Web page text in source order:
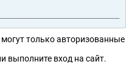
только авторизованные
выполните вход на сайт.